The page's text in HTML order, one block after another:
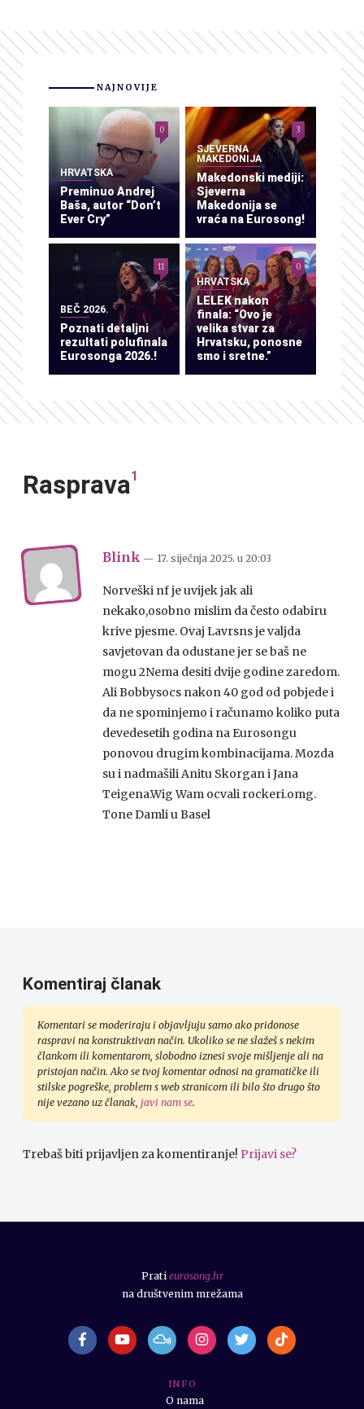
NAJNOVIJE
HRVATSKA
Preminuo Andrej
Baša, autor “Don’t
Ever Cry”
0
SJEVERNA
MAKEDONIJA
Makedonski mediji:
Sjeverna
Makedonija se
vraća na Eurosong!
3
BEČ 2026.
Poznati detaljni
rezultati polufinala
Eurosonga 2026.!
11
HRVATSKA
LELEK nakon
finala: “Ovo je
velika stvar za
Hrvatsku, ponosne
smo i sretne.”
0
Rasprava1
Blink — 17. siječnja 2025. u 20:03
Norveški nf je uvijek jak ali
nekako,osobno mislim da često odabiru
krive pjesme. Ovaj Lavrsns je valjda
savjetovan da odustane jer se baš ne
mogu 2Nema desiti dvije godine zaredom.
Ali Bobbysocs nakon 40 god od pobjede i
da ne spominjemo i računamo koliko puta
devedesetih godina na Eurosongu
ponovou drugim kombinacijama. Mozda
su i nadmašili Anitu Skorgan i Jana
Teigena.Wig Wam ocvali rockeri.omg.
Tone Damli u Basel
Komentiraj članak
Komentari se moderiraju i objavljuju samo ako pridonose
raspravi na konstruktivan način. Ukoliko se ne slažeš s nekim
člankom ili komentarom, slobodno iznesi svoje mišljenje ali na
pristojan način. Ako se tvoj komentar odnosi na gramatičke ili
stilske pogreške, problem s web stranicom ili bilo što drugo što
nije vezano uz članak, javi nam se.
Trebaš biti prijavljen za komentiranje! Prijavi se?
I N F O
O nama
Prati eurosong.hr
na društvenim mrežama